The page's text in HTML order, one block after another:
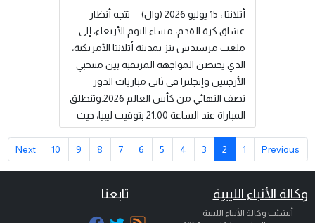
الدقيقة (85). وفي الوقت بدل الضائع،
وتحديدًا عند الدقيقة (90...
إقرأ المزيد
أتلانتا ، 15 يوليو 2026 (وال) – تتجه أنظار
عشاق كرة القدم، مساء اليوم الأربعاء، إلى
ملعب مرسيدس بنز بمدينة أتلانتا الأمريكية،
الذي يحتضن المواجهة المرتقبة بين منتخبي
الأرجنتين وإنجلترا في ثاني مباريات الدور
نصف النهائي من كأس العالم 2026.وتنطلق
المباراة عند الساعة 21:00 بتوقيت ليبيا، حيث
المباراة النهائية، لملاقاة منتخب إسبانيا الذي
الإنجليزي قد بلغ المربع الذهبي بعدما قلب
Previous
1
2
3
4
5
6
7
8
9
10
Next
وكالة الأنباء الليبية
أنشئت وكالة الأنباء الليبية
تابعنا